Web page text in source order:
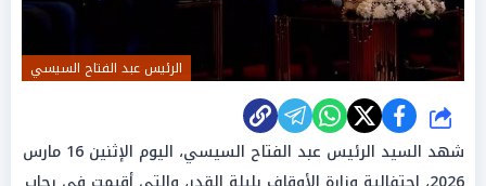
الرئيس عبد الفتاح السيسي
شارك
شهد السيد الرئيس عبد الفتاح السيسي، اليوم الإثنين 16 مارس